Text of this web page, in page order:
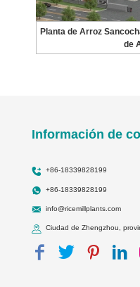
Planta de Arroz
de
Información de
+86-18339828199
+86-18339828199
info@ricemillplants.com
Ciudad de Zhengzhou,